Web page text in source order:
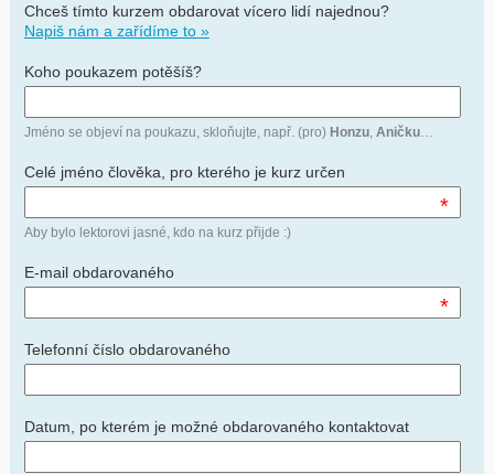
Chceš tímto kurzem obdarovat vícero lidí najednou?
Napiš nám a zařídíme to »
Koho poukazem potěšíš?
Jméno se objeví na poukazu, skloňujte, např. (pro) Honzu, Aničku…
Celé jméno člověka, pro kterého je kurz určen
*
Aby bylo lektorovi jasné, kdo na kurz přijde :)
E-mail obdarovaného
*
Telefonní číslo obdarovaného
Datum, po kterém je možné obdarovaného kontaktovat